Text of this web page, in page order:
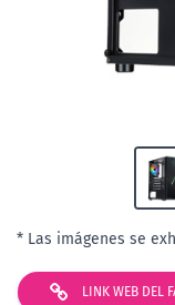
* Las imágenes se
LINK WEB DEL